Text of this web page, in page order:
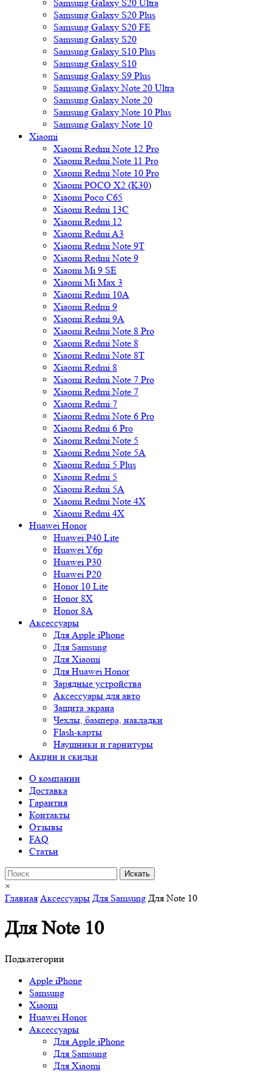
Samsung Galaxy S20 Ultra
Samsung Galaxy S20 Plus
Samsung Galaxy S20 FE
Samsung Galaxy S20
Samsung Galaxy S10 Plus
Samsung Galaxy S10
Samsung Galaxy S9 Plus
Samsung Galaxy Note 20 Ultra
Samsung Galaxy Note 20
Samsung Galaxy Note 10 Plus
Samsung Galaxy Note 10
Xiaomi
Xiaomi Redmi Note 12 Pro
Xiaomi Redmi Note 11 Pro
Xiaomi Redmi Note 10 Pro
Xiaomi POCO X2 (K30)
Xiaomi Poco C65
Xiaomi Redmi 13C
Xiaomi Redmi 12
Xiaomi Redmi A3
Xiaomi Redmi Note 9T
Xiaomi Redmi Note 9
Xiaomi Mi 9 SE
Xiaomi Mi Max 3
Xiaomi Redmi 10A
Xiaomi Redmi 9
Xiaomi Redmi 9A
Xiaomi Redmi Note 8 Pro
Xiaomi Redmi Note 8
Xiaomi Redmi Note 8T
Xiaomi Redmi 8
Xiaomi Redmi Note 7 Pro
Xiaomi Redmi Note 7
Xiaomi Redmi 7
Xiaomi Redmi Note 6 Pro
Xiaomi Redmi 6 Pro
Xiaomi Redmi Note 5
Xiaomi Redmi Note 5A
Xiaomi Redmi 5 Plus
Xiaomi Redmi 5
Xiaomi Redmi 5A
Xiaomi Redmi Note 4X
Xiaomi Redmi 4X
Huawei Honor
Huawei P40 Lite
Huawei Y6p
Huawei P30
Huawei P20
Honor 10 Lite
Honor 8X
Honor 8A
Аксессуары
Для Apple iPhone
Для Samsung
Для Xiaomi
Для Huawei Honor
Зарядные устройства
Аксессуары для авто
Защита экрана
Чехлы, бампера, накладки
Flash-карты
Наушники и гарнитуры
Акции и скидки
О компании
Доставка
Гарантия
Контакты
Отзывы
FAQ
Статьи
×
Главная Аксессуары Для Samsung Для Note 10
Для Note 10
Подкатегории
Apple iPhone
Samsung
Xiaomi
Huawei Honor
Аксессуары
Для Apple iPhone
Для Samsung
Для Xiaomi